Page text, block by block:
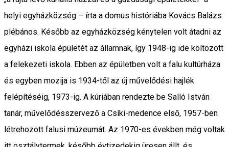
helyi egyházközség – írta a domus históriába Kovács Balázs
plébános. Később az egyházközség kénytelen volt átadni az
egyházi iskola épületét az államnak, így 1948-ig ide költözött
a felekezeti iskola. Ebben az épületben volt a falu kultúrháza
és egyben mozija is 1934-től az új művelődési hajlék
felépítéséig, 1973-ig. A kúriában rendezte be Salló István
tanár, művelődésszervező a Csíki-medence első, 1957-ben
létrehozott falusi múzeumát. Az 1970-es években még voltak